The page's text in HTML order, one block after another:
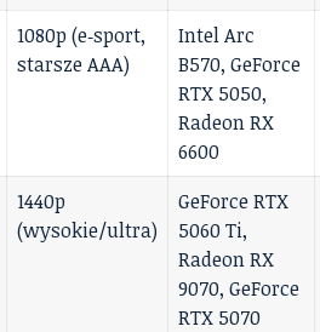
1080p (e‑sport,
starsze AAA)
Intel Arc
B570, GeForce
RTX 5050,
Radeon RX
6600
1440p
(wysokie/ultra)
GeForce RTX
5060 Ti,
Radeon RX
9070, GeForce
RTX 5070